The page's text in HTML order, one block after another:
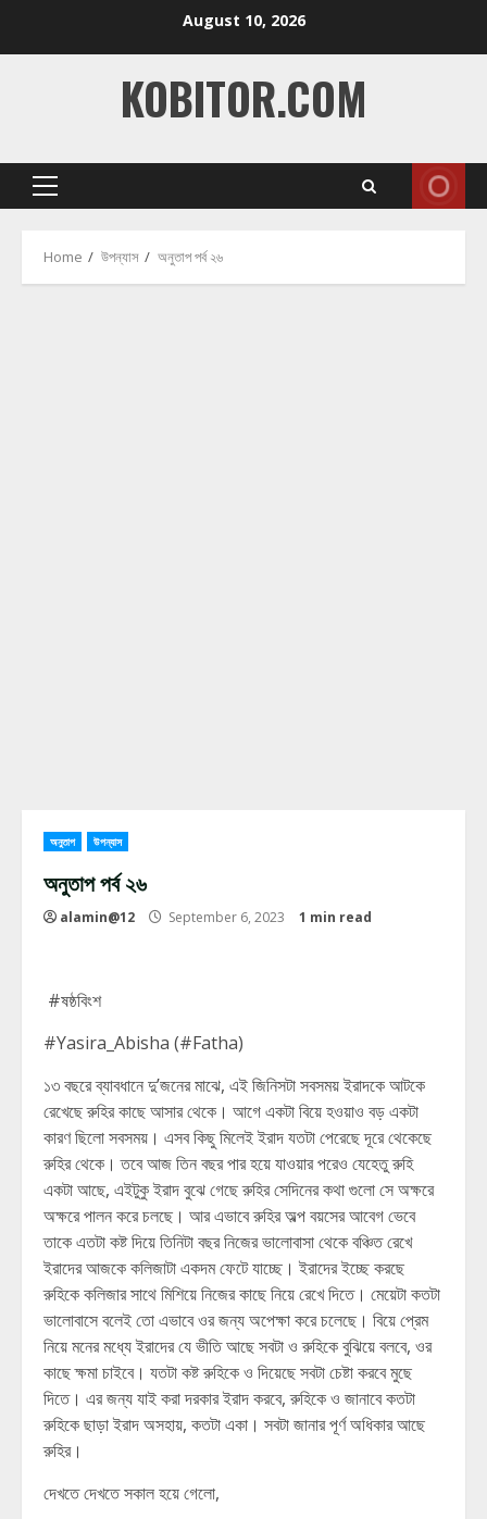
August 10, 2026
KOBITOR.COM
Primary
Home উপন্যাস অনুতাপ পর্ব ২৬
অনুতাপ উপন্যাস
অনুতাপ পর্ব ২৬
alamin@12 September 6, 2023 1 min read
#ষষ্ঠবিংশ
#Yasira_Abisha (#Fatha)
১৩ বছরে ব্যাবধানে দু’জনের মাঝে, এই জিনিসটা সবসময় ইরাদকে আটকে
রেখেছে রুহির কাছে আসার থেকে। আগে একটা বিয়ে হওয়াও বড় একটা
কারণ ছিলো সবসময়। এসব কিছু মিলেই ইরাদ যতটা পেরেছে দূরে থেকেছে
রুহির থেকে। তবে আজ তিন বছর পার হয়ে যাওয়ার পরেও যেহেতু রুহি
একটা আছে, এইটুকু ইরাদ বুঝে গেছে রুহির সেদিনের কথা গুলো সে অক্ষরে
অক্ষরে পালন করে চলছে। আর এভাবে রুহির অল্প বয়সের আবেগ ভেবে
তাকে এতটা কষ্ট দিয়ে তিনিটা বছর নিজের ভালোবাসা থেকে বঞ্চিত রেখে
ইরাদের আজকে কলিজাটা একদম ফেটে যাচ্ছে। ইরাদের ইচ্ছে করছে
রুহিকে কলিজার সাথে মিশিয়ে নিজের কাছে নিয়ে রেখে দিতে। মেয়েটা কতটা
ভালোবাসে বলেই তো এভাবে ওর জন্য অপেক্ষা করে চলেছে। বিয়ে প্রেম
নিয়ে মনের মধ্যে ইরাদের যে ভীতি আছে সবটা ও রুহিকে বুঝিয়ে বলবে, ওর
কাছে ক্ষমা চাইবে। যতটা কষ্ট রুহিকে ও দিয়েছে সবটা চেষ্টা করবে মুছে
দিতে। এর জন্য যাই করা দরকার ইরাদ করবে, রুহিকে ও জানাবে কতটা
রুহিকে ছাড়া ইরাদ অসহায়, কতটা একা। সবটা জানার পূর্ণ অধিকার আছে
রুহির।
দেখতে দেখতে সকাল হয়ে গেলো,